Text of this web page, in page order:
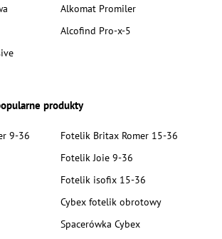
Alkomat Promiler
Alcofind Pro-x-5
produkty
9-36
Fotelik Britax Romer 15-36
Fotelik Joie 9-36
Fotelik isofix 15-36
Cybex fotelik obrotowy
Spacerówka Cybex